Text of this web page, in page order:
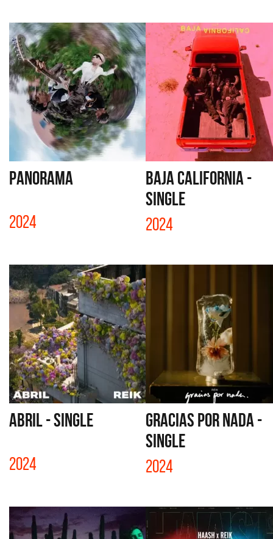
PANORAMA
2024
BAJA CALIFORNIA -
SINGLE
2024
ABRIL - SINGLE
2024
GRACIAS POR NADA -
SINGLE
2024